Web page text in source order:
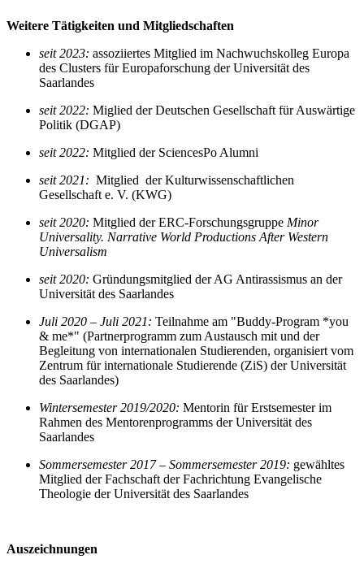
Weitere Tätigkeiten und Mitgliedschaften
seit 2023: assoziiertes Mitglied im Nachwuchskolleg Europa
des Clusters für Europaforschung der Universität des
Saarlandes
seit 2022: Miglied der Deutschen Gesellschaft für Auswärtige
Politik (DGAP)
seit 2022: Mitglied der SciencesPo Alumni
seit 2021: Mitglied der Kulturwissenschaftlichen
Gesellschaft e. V. (KWG)
seit 2020: Mitglied der ERC-Forschungsgruppe Minor
Universality. Narrative World Productions After Western
Universalism
seit 2020: Gründungsmitglied der AG Antirassismus an der
Universität des Saarlandes
Juli 2020 – Juli 2021: Teilnahme am "Buddy-Program *you
& me*" (Partnerprogramm zum Austausch mit und der
Begleitung von internationalen Studierenden, organisiert vom
Zentrum für internationale Studierende (ZiS) der Universität
des Saarlandes)
Wintersemester 2019/2020: Mentorin für Erstsemester im
Rahmen des Mentorenprogramms der Universität des
Saarlandes
Sommersemester 2017 – Sommersemester 2019: gewähltes
Mitglied der Fachschaft der Fachrichtung Evangelische
Theologie der Universität des Saarlandes
Auszeichnungen